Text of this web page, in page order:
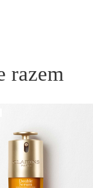
serum with
redefine the
the skin.
razem